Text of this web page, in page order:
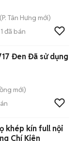
(P. Tân Hưng mới)
1 đã bán
Đen Đã sử dụng
mới)
khép kín full nội
Chí Kiên